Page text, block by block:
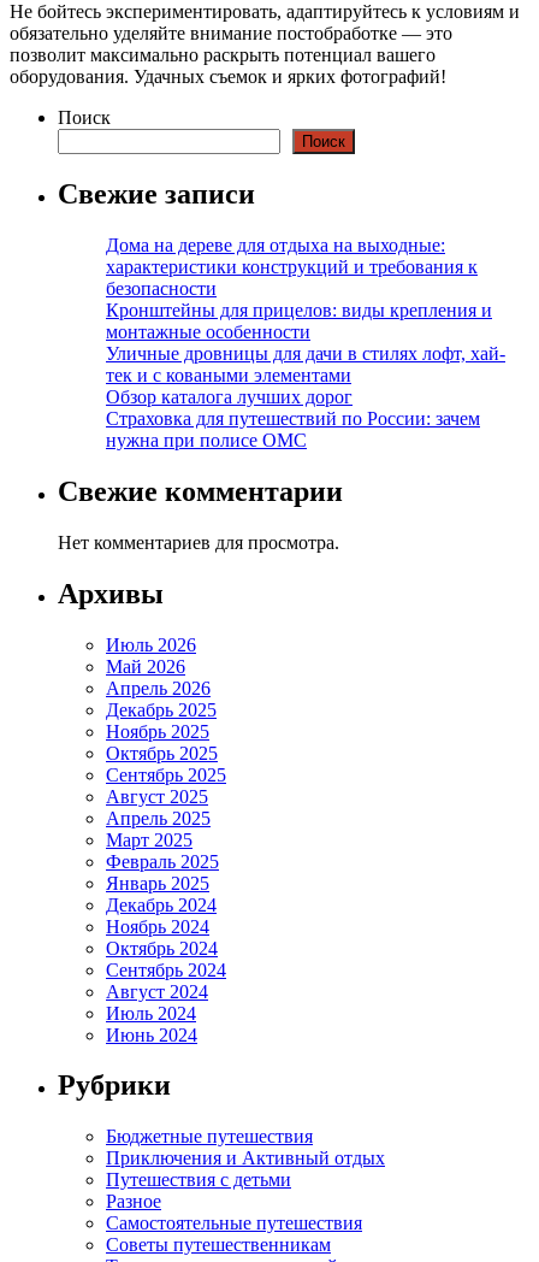
Не бойтесь экспериментировать, адаптируйтесь к условиям и
обязательно уделяйте внимание постобработке — это
позволит максимально раскрыть потенциал вашего
оборудования. Удачных съемок и ярких фотографий!
Поиск
Поиск
Свежие записи
Дома на дереве для отдыха на выходные:
характеристики конструкций и требования к
безопасности
Кронштейны для прицелов: виды крепления и
монтажные особенности
Уличные дровницы для дачи в стилях лофт, хай-
тек и с коваными элементами
Обзор каталога лучших дорог
Страховка для путешествий по России: зачем
нужна при полисе ОМС
Свежие комментарии
Нет комментариев для просмотра.
Архивы
Июль 2026
Май 2026
Апрель 2026
Декабрь 2025
Ноябрь 2025
Октябрь 2025
Сентябрь 2025
Август 2025
Апрель 2025
Март 2025
Февраль 2025
Январь 2025
Декабрь 2024
Ноябрь 2024
Октябрь 2024
Сентябрь 2024
Август 2024
Июль 2024
Июнь 2024
Рубрики
Бюджетные путешествия
Приключения и Активный отдых
Путешествия с детьми
Разное
Самостоятельные путешествия
Советы путешественникам